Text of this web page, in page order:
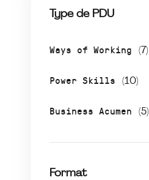
Type de PDU
Ways of Working (7)
Power Skills (10)
Business Acumen (5)
Format